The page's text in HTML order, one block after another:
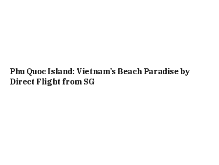
Phu Quoc Island: Vietnam’s Beach Paradise by
Direct Flight from SG